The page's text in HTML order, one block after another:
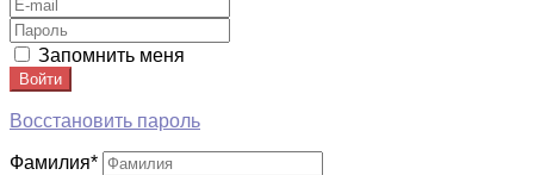
Запомнить меня
Войти
Восстановить пароль
Фамилия*